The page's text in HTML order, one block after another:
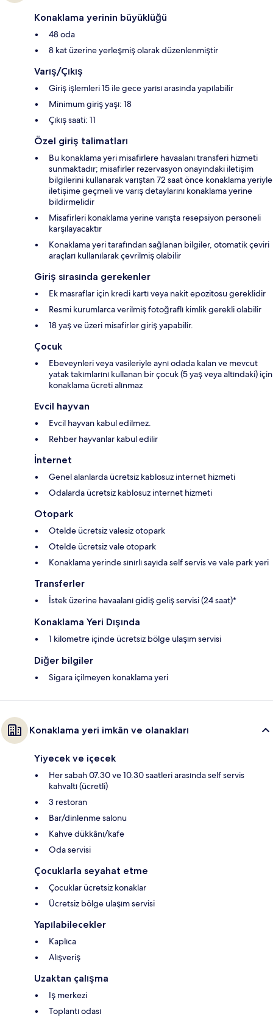
Konaklama yerinin büyüklüğü
48 oda
8 kat üzerine yerleşmiş olarak düzenlenmiştir
Varış/Çıkış
Giriş işlemleri 15 ile gece yarısı arasında yapılabilir
Minimum giriş yaşı: 18
Çıkış saati: 11
Özel giriş talimatları
Bu konaklama yeri misafirlere havaalanı transferi hizmeti
sunmaktadır; misafirler rezervasyon onayındaki iletişim
bilgilerini kullanarak varıştan 72 saat önce konaklama yeriyle
iletişime geçmeli ve varış detaylarını konaklama yerine
bildirmelidir
Misafirleri konaklama yerine varışta resepsiyon personeli
karşılayacaktır
Konaklama yeri tarafından sağlanan bilgiler, otomatik çeviri
araçları kullanılarak çevrilmiş olabilir
Giriş sırasında gerekenler
Ek masraflar için kredi kartı veya nakit epozitosu gereklidir
Resmi kurumlarca verilmiş fotoğraflı kimlik gerekli olabilir
18 yaş ve üzeri misafirler giriş yapabilir.
Çocuk
Ebeveynleri veya vasileriyle aynı odada kalan ve mevcut
yatak takımlarını kullanan bir çocuk (5 yaş veya altındaki) için
konaklama ücreti alınmaz
Evcil hayvan
Evcil hayvan kabul edilmez.
Rehber hayvanlar kabul edilir
İnternet
Genel alanlarda ücretsiz kablosuz internet hizmeti
Odalarda ücretsiz kablosuz internet hizmeti
Otopark
Otelde ücretsiz valesiz otopark
Otelde ücretsiz vale otopark
Konaklama yerinde sınırlı sayıda self servis ve vale park yeri
Transferler
İstek üzerine havaalanı gidiş geliş servisi (24 saat)*
Konaklama Yeri Dışında
1 kilometre içinde ücretsiz bölge ulaşım servisi
Diğer bilgiler
Sigara içilmeyen konaklama yeri
Konaklama yeri imkân ve olanakları
Yiyecek ve içecek
Her sabah 07.30 ve 10.30 saatleri arasında self servis
kahvaltı (ücretli)
3 restoran
Bar/dinlenme salonu
Kahve dükkânı/kafe
Oda servisi
Çocuklarla seyahat etme
Çocuklar ücretsiz konaklar
Ücretsiz bölge ulaşım servisi
Yapılabilecekler
Kaplıca
Alışveriş
Uzaktan çalışma
Iş merkezi
Toplantı odası